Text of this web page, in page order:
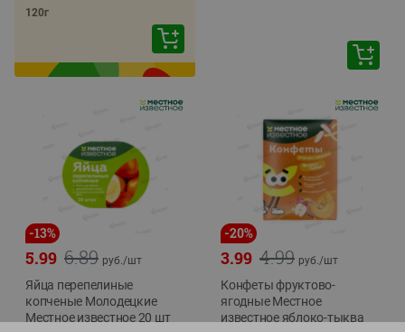
120г
-13%
6.89
5.99 руб./шт
Яйца перепелиные
копченые Молодецкие
Местное известное 20 шт
-20%
4.99
3.99 руб./шт
Конфеты фруктово-
ягодные Местное
известное яблоко-тыква